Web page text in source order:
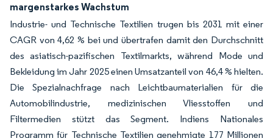
margenstarkes Wachstum
Industrie- und Technische Textilien trugen bis 2031 mit einer
CAGR von 4,62 % bei und übertrafen damit den Durchschnitt
des asiatisch-pazifischen Textilmarkts, während Mode und
Bekleidung im Jahr 2025 einen Umsatzanteil von 46,4 % hielten.
Die Spezialnachfrage nach Leichtbaumaterialien für die
Automobilindustrie, medizinischen Vliesstoffen und
Filtermedien stützt das Segment. Indiens Nationales
Programm für Technische Textilien genehmigte 177 Millionen